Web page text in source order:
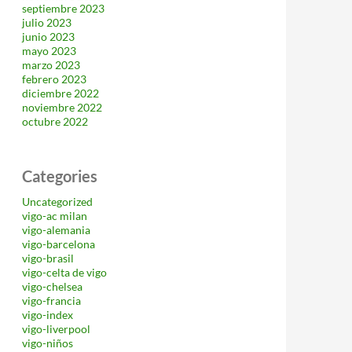
septiembre 2023
julio 2023
junio 2023
mayo 2023
marzo 2023
febrero 2023
diciembre 2022
noviembre 2022
octubre 2022
Categories
Uncategorized
vigo-ac milan
vigo-alemania
vigo-barcelona
vigo-brasil
vigo-celta de vigo
vigo-chelsea
vigo-francia
vigo-index
vigo-liverpool
vigo-niños